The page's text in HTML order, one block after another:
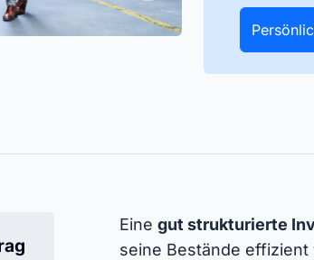
erfassen – zum Stichtag oder das
zu Timly
APIs
Entdecken Sie, wie Sie Ihre
via Schnittstellen integrieren
Eine gut strukturierte
seine Bestände